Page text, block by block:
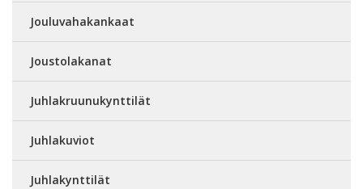
Jouluvahakankaat
Joustolakanat
Juhlakruunukynttilät
Juhlakuviot
Juhlakynttilät